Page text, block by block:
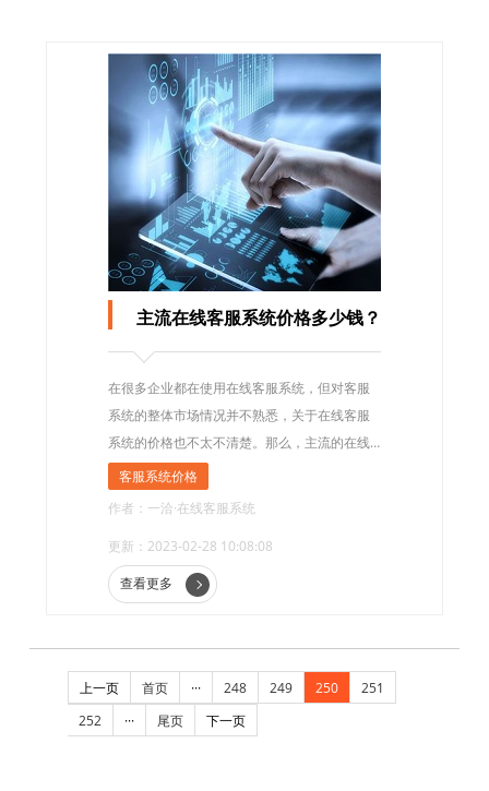
主流在线客服系统价格多少钱？
在很多企业都在使用在线客服系统，但对客服
系统的整体市场情况并不熟悉，关于在线客服
系统的价格也不太不清楚。那么，主流的在线
客服系统价格通常是多少钱?
客服系统价格
作者：一洽·在线客服系统
更新：2023-02-28 10:08:08
查看更多
上一页 首页 ··· 248 249 250
251
252
··· 尾页 下一页